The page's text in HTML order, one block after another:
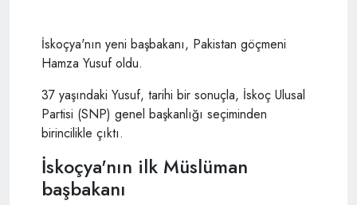
İskoçya'nın yeni başbakanı, Pakistan göçmeni
Hamza Yusuf oldu.
37 yaşındaki Yusuf, tarihi bir sonuçla, İskoç Ulusal
Partisi (SNP) genel başkanlığı seçiminden
birincilikle çıktı.
İskoçya'nın ilk Müslüman
başbakanı